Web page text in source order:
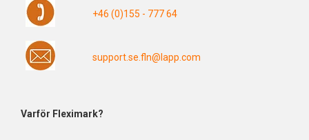
+46 (0)155 - 777 64
support.se.fln@lapp.com
Varför Fleximark?